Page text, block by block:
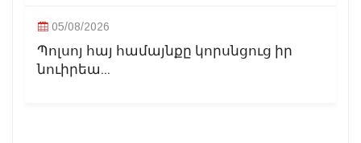
05/08/2026
Պոլսոյ հայ համայնքը կորսնցուց իր
նուիրեա...